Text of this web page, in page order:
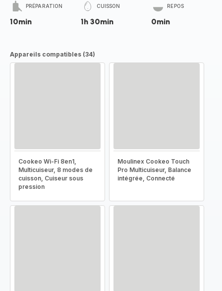
PRÉPARATION
10min
CUISSON
1h 30min
REPOS
0min
Appareils compatibles (34)
Cookeo Wi-Fi 8en1,
Multicuiseur, 8 modes de
cuisson, Cuiseur sous
pression
Moulinex Cookeo Touch
Pro Multicuiseur, Balance
intégrée, Connecté